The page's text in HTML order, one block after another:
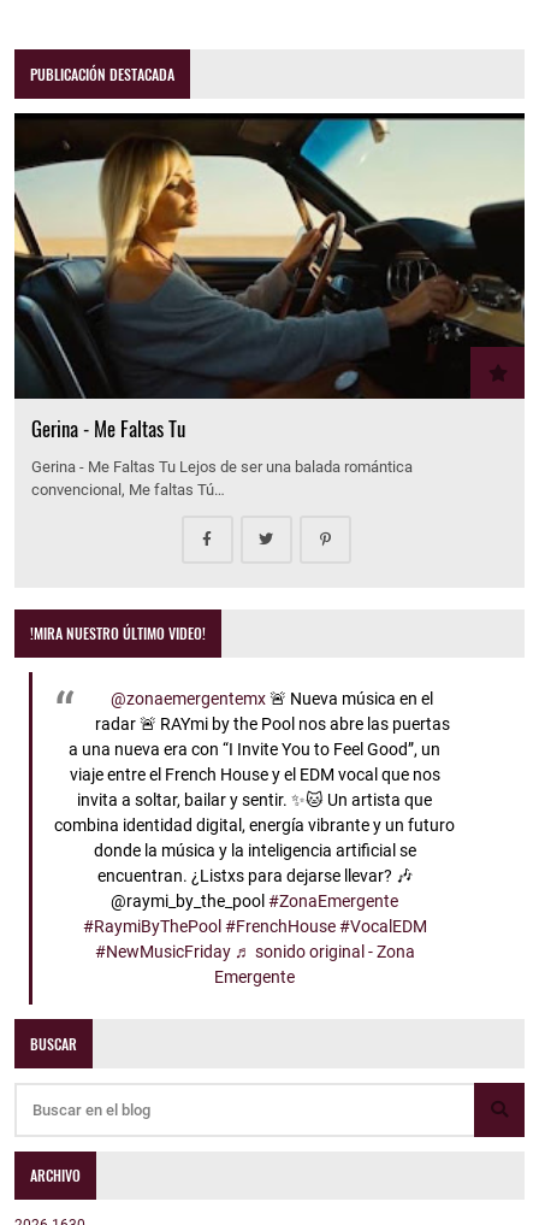
PUBLICACIÓN DESTACADA
Gerina - Me Faltas Tu
Gerina - Me Faltas Tu Lejos de ser una balada romántica
convencional, Me faltas Tú…
!MIRA NUESTRO ÚLTIMO VIDEO!
@zonaemergentemx🚨 Nueva música en el
radar 🚨 RAYmi by the Pool nos abre las puertas
a una nueva era con “I Invite You to Feel Good”, un
viaje entre el French House y el EDM vocal que nos
invita a soltar, bailar y sentir. ✨🐱 Un artista que
combina identidad digital, energía vibrante y un futuro
donde la música y la inteligencia artificial se
encuentran. ¿Listxs para dejarse llevar? 🎶
@raymi_by_the_pool#ZonaEmergente
#RaymiByThePool #FrenchHouse #VocalEDM
#NewMusicFriday ♬ sonido original - Zona
Emergente
BUSCAR
ARCHIVO